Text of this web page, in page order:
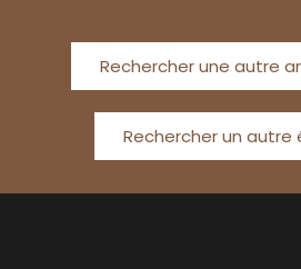
Rechercher une autre
Rechercher un autre